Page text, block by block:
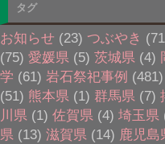
タグ
お知らせ (23) つぶやき
(75) 愛媛県 (5) 茨城県 (4)
学 (61) 岩石祭祀事例 (481)
(51) 熊本県 (1) 群馬県 (7)
川県 (1) 佐賀県 (4) 埼玉県
県 (13) 滋賀県 (14) 鹿児島